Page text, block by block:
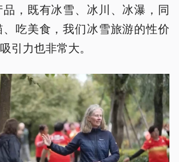
，既有冰雪、冰川、冰瀑，同
吃美食，我们冰雪旅游的性价
引力也非常大。